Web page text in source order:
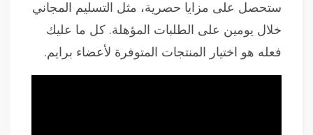
ستحصل على مزايا حصرية، مثل التسليم المجاني
خلال يومين على الطلبات المؤهلة. كل ما عليك
فعله هو اختيار المنتجات المتوفرة لأعضاء برايم.